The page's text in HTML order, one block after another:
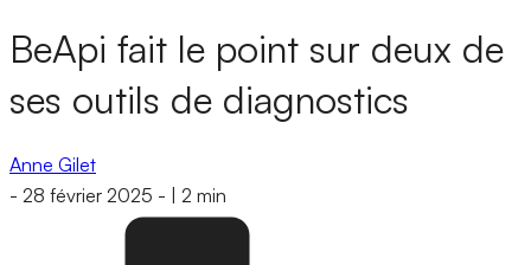
BeApi fait le point sur deux de
ses outils de diagnostics
Anne Gilet
- 28 février 2025 - 2 min